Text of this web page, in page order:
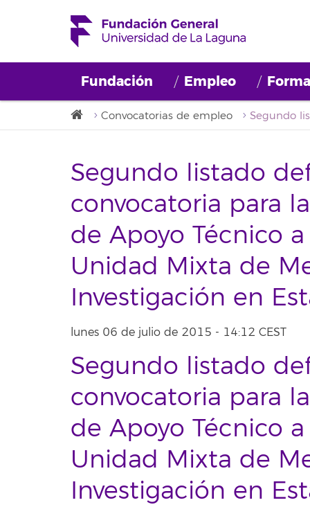
Fundación Empleo
Convocatorias de empleo
Segundo listado
convocatoria para
de Apoyo Técnico
Unidad Mixta de
Investigación en
lunes 06 de julio de 2015 - 14:12 CEST
Segundo listado
convocatoria para
de Apoyo Técnico
Unidad Mixta de
Investigación en